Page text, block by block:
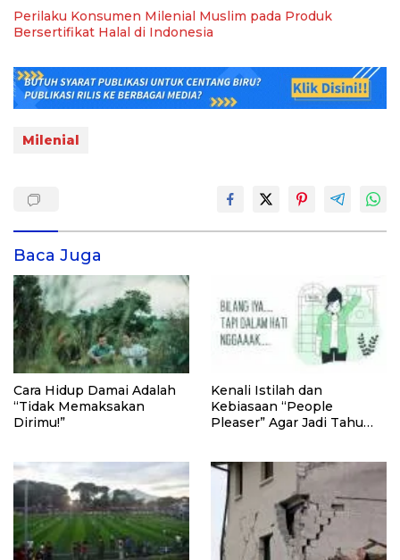
Perilaku Konsumen Milenial Muslim pada Produk
Bersertifikat Halal di Indonesia
Milenial
Baca Juga
Cara Hidup Damai Adalah
“Tidak Memaksakan
Dirimu!”
Kenali Istilah dan
Kebiasaan “People
Pleaser” Agar Jadi Tahu